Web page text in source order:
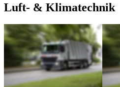
Luft- & Klimatechnik